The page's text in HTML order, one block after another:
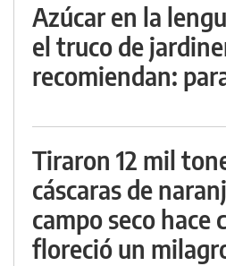
Azúcar en la
el truco de
recomiendan:
Tiraron 12 mil
cáscaras de
campo seco hace
floreció un